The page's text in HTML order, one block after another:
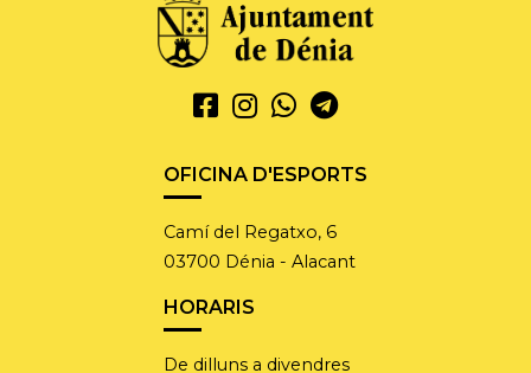
OFICINA D'ESPORTS
Camí del Regatxo, 6
03700 Dénia - Alacant
HORARIS
De dilluns a divendres